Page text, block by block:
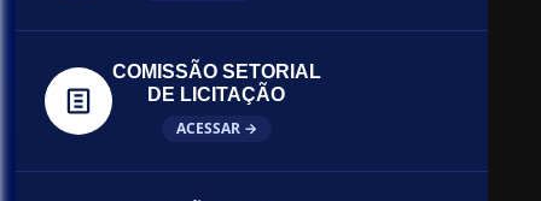
COMISSÃO SETORIAL
DE LICITAÇÃO
ACESSAR →